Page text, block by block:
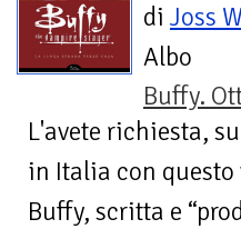
di Joss
Albo
Buffy.
L'avete richiesta,
in Italia con
Buffy, scritta e